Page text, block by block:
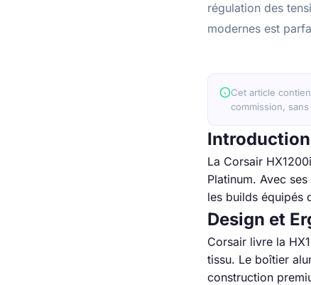
régulation des
modernes est
Cet article
commission,
Introduction
La Corsair
Platinum. Avec
les builds équipés
Design et
Corsair livre la
tissu. Le boîtier
construction